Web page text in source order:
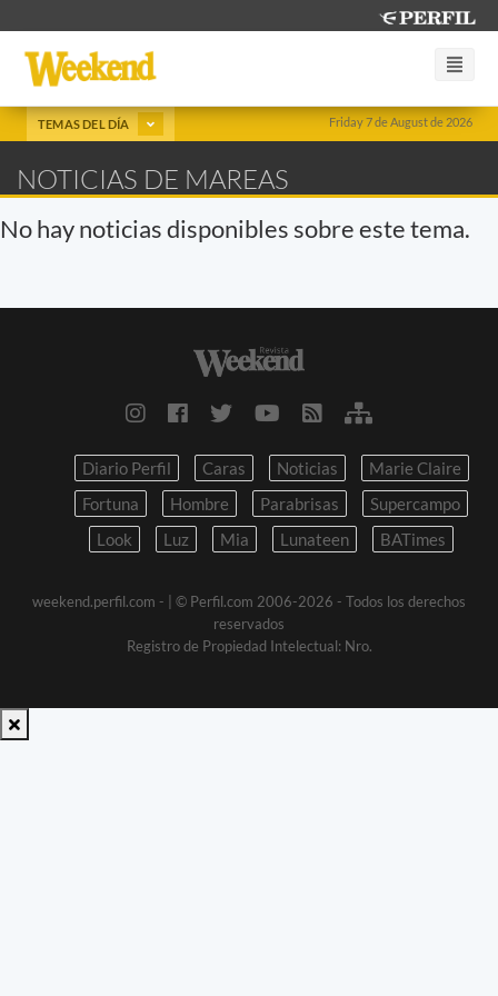
Friday 7 de August de 2026
TEMAS DEL DÍA
NOTICIAS DE MAREAS
No hay noticias disponibles sobre este tema.
Diario Perfil Caras Noticias
Marie Claire
Fortuna
Hombre Parabrisas
Supercampo
Look
Luz Mia Lunateen BATimes
weekend.perfil.com -
| © Perfil.com 2006-2026 - Todos los derechos
reservados
Registro de Propiedad Intelectual: Nro.